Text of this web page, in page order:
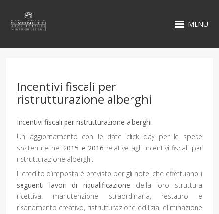
MENU
Incentivi fiscali per
ristrutturazione alberghi
Incentivi fiscali per ristrutturazione alberghi
Un aggiornamento con le date click day per le spese
sostenute nel 2015 e 2016 relative agli incentivi fiscali per
ristrutturazione alberghi.
Il credito d’imposta è previsto per gli hotel che effettuano i
seguenti lavori di riqualificazione della loro struttura
ricettiva: manutenzione straordinaria, restauro e
risanamento creativo, ristrutturazione edilizia, eliminazione